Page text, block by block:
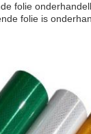
folie
folie is